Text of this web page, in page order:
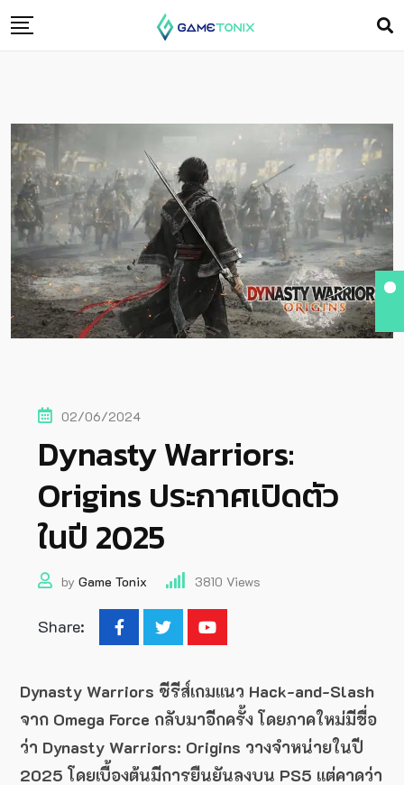
02/06/2024
Dynasty Warriors:
Origins ประกาศเปิดตัว
ในปี 2025
by Game Tonix 3810 Views
Share:
Dynasty Warriors ซีรีส์เกมแนว Hack-and-Slash
จาก Omega Force กลับมาอีกครั้ง โดยภาคใหม่มีชื่อ
ว่า Dynasty Warriors: Origins วางจำหน่ายในปี
2025 โดยเบื้องต้นมีการยืนยันลงบน PS5 แต่คาดว่า